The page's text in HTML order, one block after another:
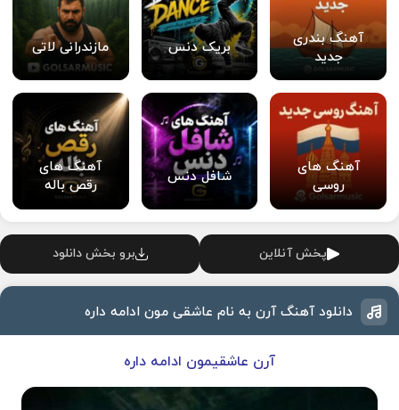
آهنگ بندری
جدید
بریک دنس مازندرانی لاتی
آهنگ های
روسی
شافل دنس
آهنگ های
رقص باله
پخش آنلاین برو بخش دانلود
دانلود آهنگ آرن به نام عاشقی مون ادامه داره
آرن عاشقیمون ادامه داره